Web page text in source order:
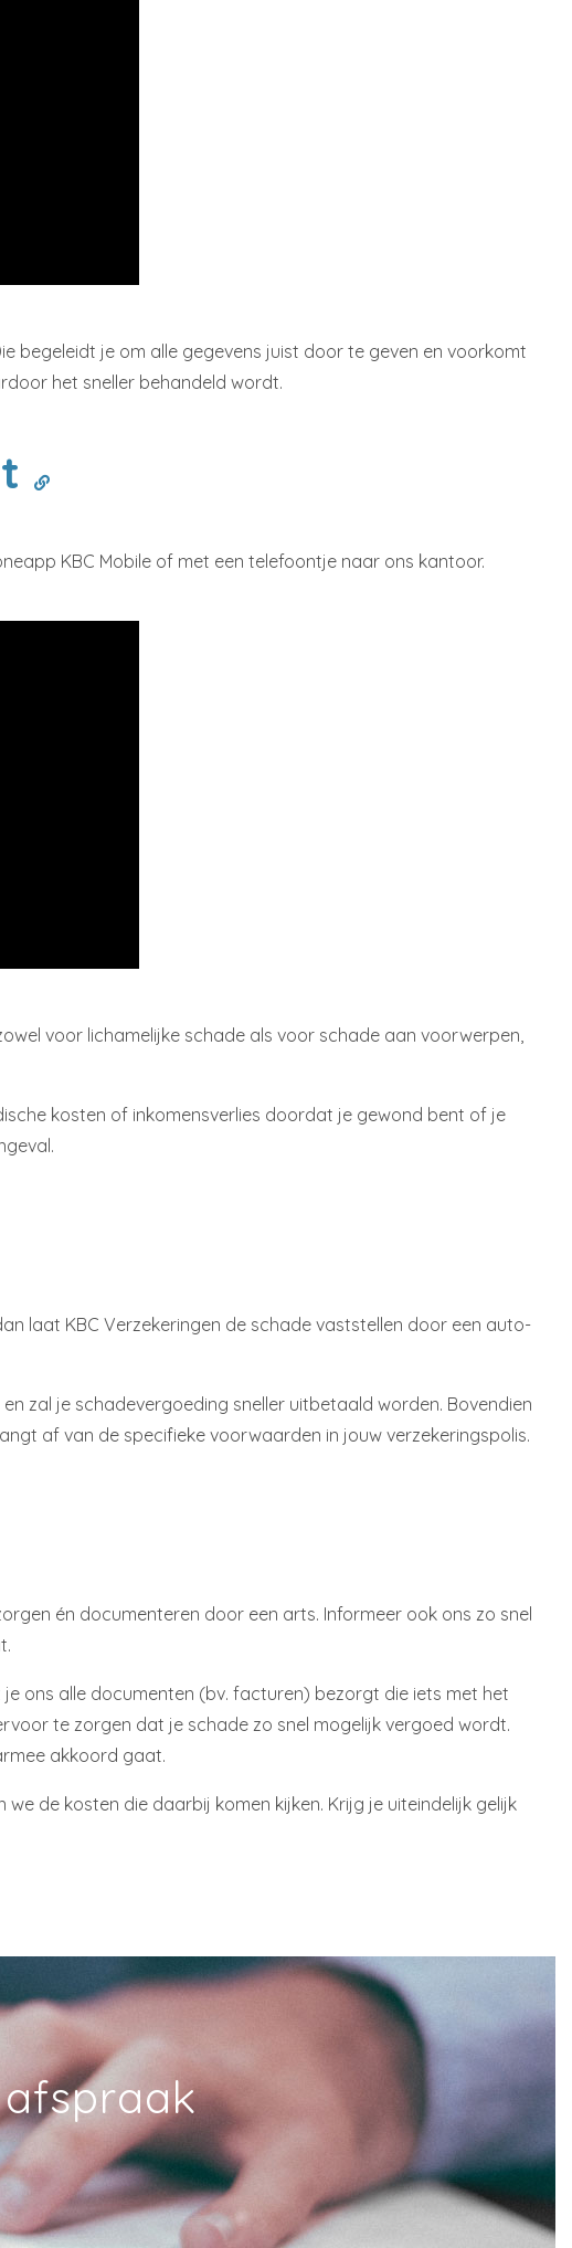
begeleidt je om alle gegevens juist door te geven en voorkomt
het sneller behandeld wordt.
KBC Mobile of met een telefoontje naar ons kantoor.
voor lichamelijke schade als voor schade aan voorwerpen,
kosten of inkomensverlies doordat je gewond bent of je
laat KBC Verzekeringen de schade vaststellen door een auto-
zal je schadevergoeding sneller uitbetaald worden. Bovendien
af van de specifieke voorwaarden in jouw verzekeringspolis.
én documenteren door een arts. Informeer ook ons zo snel
ons alle documenten (bv. facturen) bezorgt die iets met het
te zorgen dat je schade zo snel mogelijk vergoed wordt.
akkoord gaat.
de kosten die daarbij komen kijken. Krijg je uiteindelijk gelijk